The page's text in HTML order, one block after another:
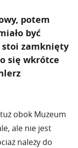
potem
być
stoi zamknięty
się wkrótce
obok Muzeum
ale nie jest
należy do